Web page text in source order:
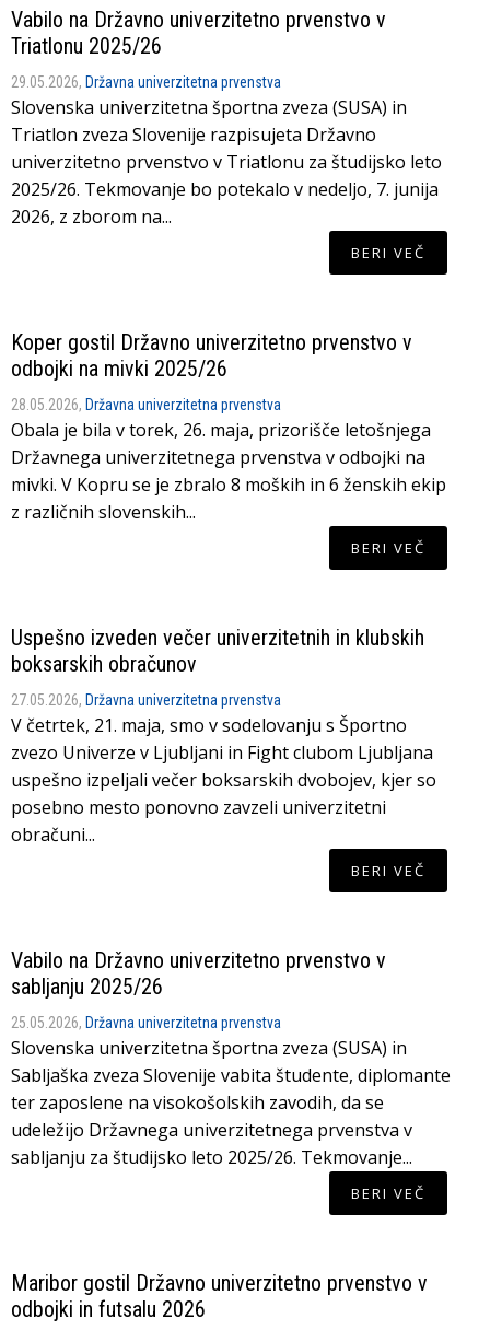
Vabilo na Državno univerzitetno prvenstvo v
Triatlonu 2025/26
29.05.2026, Državna univerzitetna prvenstva
Slovenska univerzitetna športna zveza (SUSA) in
Triatlon zveza Slovenije razpisujeta Državno
univerzitetno prvenstvo v Triatlonu za študijsko leto
2025/26. Tekmovanje bo potekalo v nedeljo, 7. junija
2026, z zborom na...
BERI VEČ
Koper gostil Državno univerzitetno prvenstvo v
odbojki na mivki 2025/26
28.05.2026, Državna univerzitetna prvenstva
Obala je bila v torek, 26. maja, prizorišče letošnjega
Državnega univerzitetnega prvenstva v odbojki na
mivki. V Kopru se je zbralo 8 moških in 6 ženskih ekip
z različnih slovenskih...
BERI VEČ
Uspešno izveden večer univerzitetnih in klubskih
boksarskih obračunov
27.05.2026, Državna univerzitetna prvenstva
V četrtek, 21. maja, smo v sodelovanju s Športno
zvezo Univerze v Ljubljani in Fight clubom Ljubljana
uspešno izpeljali večer boksarskih dvobojev, kjer so
posebno mesto ponovno zavzeli univerzitetni
obračuni...
BERI VEČ
Vabilo na Državno univerzitetno prvenstvo v
sabljanju 2025/26
25.05.2026, Državna univerzitetna prvenstva
Slovenska univerzitetna športna zveza (SUSA) in
Sabljaška zveza Slovenije vabita študente, diplomante
ter zaposlene na visokošolskih zavodih, da se
udeležijo Državnega univerzitetnega prvenstva v
sabljanju za študijsko leto 2025/26. Tekmovanje...
BERI VEČ
Maribor gostil Državno univerzitetno prvenstvo v
odbojki in futsalu 2026